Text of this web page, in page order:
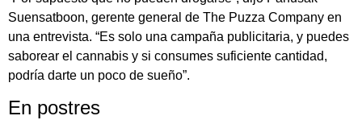
Suensatboon, gerente general de The Puzza Company en
una entrevista. “Es solo una campaña publicitaria, y puedes
saborear el cannabis y si consumes suficiente cantidad,
podría darte un poco de sueño”.
En postres